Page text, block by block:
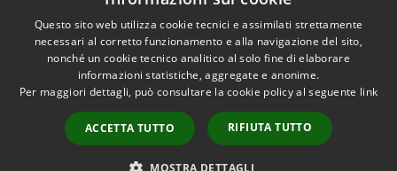
RSS
Accessibilità
Cookie
Mappa del sito
Difensore civico
Copyright © 2023 •
Comune di Noicàttaro
Powered byMunicipium
Redazione•Portale
dipendente
WebMail Dipendenti
Questo sito web utilizza cookie tecnici e assimilati strettamente
necessari al corretto funzionamento e alla navigazione del sito,
nonché un cookie tecnico analitico al solo fine di elaborare
informazioni statistiche, aggregate e anonime.
Per maggiori dettagli, può consultare la cookie policy al seguente link
ACCETTA TUTTO RIFIUTA TUTTO
MOSTRA DETTAGLI